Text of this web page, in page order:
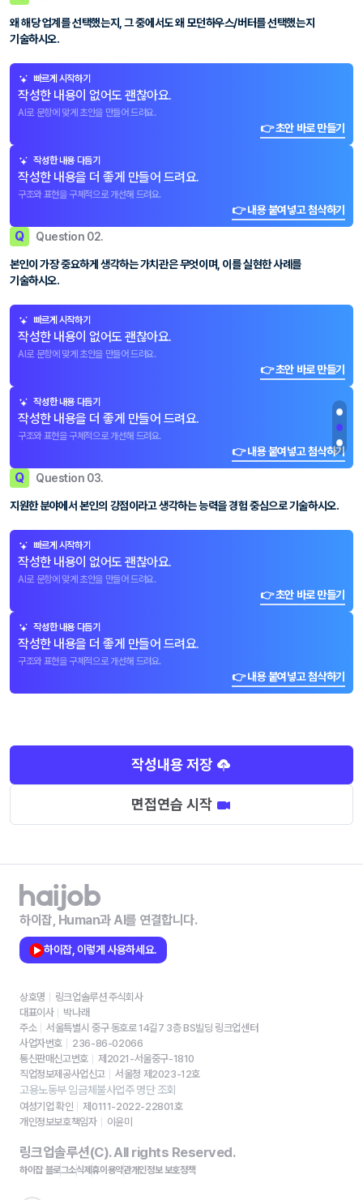
왜 해당 업계를 선택했는지, 그 중에서도 왜 모던하우스/버터를 선택했는지
기술하시오.
빠르게 시작하기
작성한 내용이 없어도 괜찮아요.
AI로 문항에 맞게 초안을 만들어 드려요.
👉 초안 바로 만들기
작성한 내용 다듬기
작성한 내용을 더 좋게 만들어 드려요.
구조와 표현을 구체적으로 개선해 드려요.
👉 내용 붙여넣고 첨삭하기
Q Question 02.
본인이 가장 중요하게 생각하는 가치관은 무엇이며, 이를 실현한 사례를
기술하시오.
빠르게 시작하기
작성한 내용이 없어도 괜찮아요.
AI로 문항에 맞게 초안을 만들어 드려요.
👉 초안 바로 만들기
작성한 내용 다듬기
작성한 내용을 더 좋게 만들어 드려요.
구조와 표현을 구체적으로 개선해 드려요.
👉 내용 붙여넣고 첨삭하기
Q Question 03.
지원한 분야에서 본인의 강점이라고 생각하는 능력을 경험 중심으로 기술하시오.
빠르게 시작하기
작성한 내용이 없어도 괜찮아요.
AI로 문항에 맞게 초안을 만들어 드려요.
👉 초안 바로 만들기
작성한 내용 다듬기
작성한 내용을 더 좋게 만들어 드려요.
구조와 표현을 구체적으로 개선해 드려요.
👉 내용 붙여넣고 첨삭하기
작성내용 저장
면접연습 시작
하이잡, Human과 AI를 연결합니다.
하이잡, 이렇게 사용하세요.
상호명
링크업솔루션 주식회사
대표이사
박나래
주소
서울특별시 중구 동호로 14길7 3층 BS빌딩 링크업센터
사업자번호
236-86-02066
통신판매신고번호
제2021-서울중구-1810
직업정보제공사업신고
서울청 제2023-12호
고용노동부 임금체불사업주 명단 조회
여성기업 확인
제0111-2022-22801호
개인정보보호책임자
이윤미
링크업솔루션(C). All rights Reserved.
하이잡 블로그소식제휴이용약관개인정보 보호정책